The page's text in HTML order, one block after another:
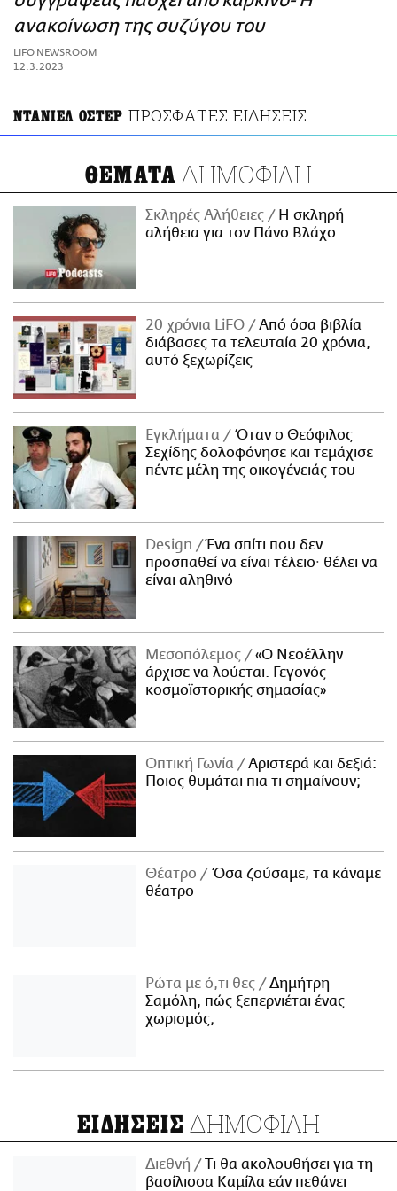
ΑΜΠΑ
PRINT
ανακοίνωση της συζύγου του
LIFO NEWSROOM
12.3.2023
ΝΤΑΝΙΕΛ ΟΣΤΕΡ ΠΡΟΣΦΑΤΕΣ ΕΙΔΗΣΕΙΣ
ΘΕΜΑΤΑ ΔΗΜΟΦΙΛΗ
Σκληρές Αλήθειες
H σκληρή
αλήθεια για τον Πάνο Βλάχο
20 χρόνια LiFO
Από όσα βιβλία
διάβασες τα τελευταία 20 χρόνια,
αυτό ξεχωρίζεις
Εγκλήματα
Όταν ο Θεόφιλος
Σεχίδης δολοφόνησε και τεμάχισε
πέντε μέλη της οικογένειάς του
Design
Ένα σπίτι που δεν
προσπαθεί να είναι τέλειο· θέλει να
είναι αληθινό
Μεσοπόλεμος
«Ο Νεοέλλην
άρχισε να λούεται. Γεγονός
κοσμοϊστορικής σημασίας»
Οπτική Γωνία
Αριστερά και δεξιά:
Ποιος θυμάται πια τι σημαίνουν;
Θέατρο
Όσα ζούσαμε, τα κάναμε
θέατρο
Ρώτα με ό,τι θες
Δημήτρη
Σαμόλη, πώς ξεπερνιέται ένας
χωρισμός;
ΕΙΔΗΣΕΙΣ ΔΗΜΟΦΙΛΗ
Διεθνή
Τι θα ακολουθήσει για τη
βασίλισσα Καμίλα εάν πεθάνει